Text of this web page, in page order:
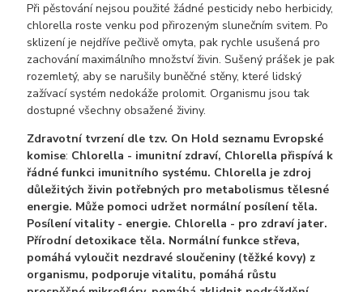
Při pěstování nejsou použité žádné pesticidy nebo herbicidy,
chlorella roste venku pod přirozeným slunečním svitem. Po
sklizení je nejdříve pečlivě omyta, pak rychle usušená pro
zachování maximálního množství živin. Sušený prášek je pak
rozemletý, aby se narušily buněčné stěny, které lidský
zažívací systém nedokáže prolomit. Organismu jsou tak
dostupné všechny obsažené živiny.
Zdravotní tvrzení dle tzv. On Hold seznamu Evropské
komise: Chlorella - imunitní zdraví, Chlorella přispívá k
řádné funkci imunitního systému. Chlorella je zdroj
důležitých živin potřebných pro metabolismus tělesné
energie. Může pomoci udržet normální posílení těla.
Posílení vitality - energie. Chlorella - pro zdraví jater.
Přírodní detoxikace těla. Normální funkce střeva,
pomáhá vyloučit nezdravé sloučeniny (těžké kovy) z
organismu, podporuje vitalitu, pomáhá růstu